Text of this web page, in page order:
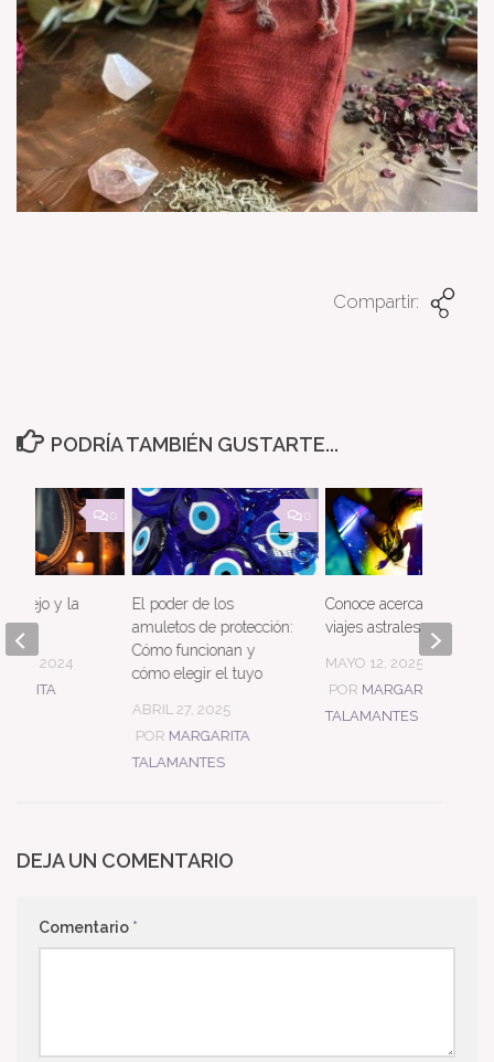
Compartir:
PODRÍA TAMBIÉN GUSTARTE...
0
El poder de los
amuletos de protección:
Cómo funcionan y
cómo elegir el tuyo
ABRIL 27, 2025
POR MARGARITA
TALAMANTES
Conoce acerca de los
viajes astrales
MAYO 12, 2025
POR MARGARITA
TALAMANTES
0
espejo y la
25, 2024
DEJA UN COMENTARIO
Comentario *